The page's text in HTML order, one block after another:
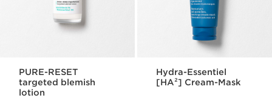
PURE-RESET
targeted blemish
lotion
Hydra-Essentiel
[HA²] Cream-Mask